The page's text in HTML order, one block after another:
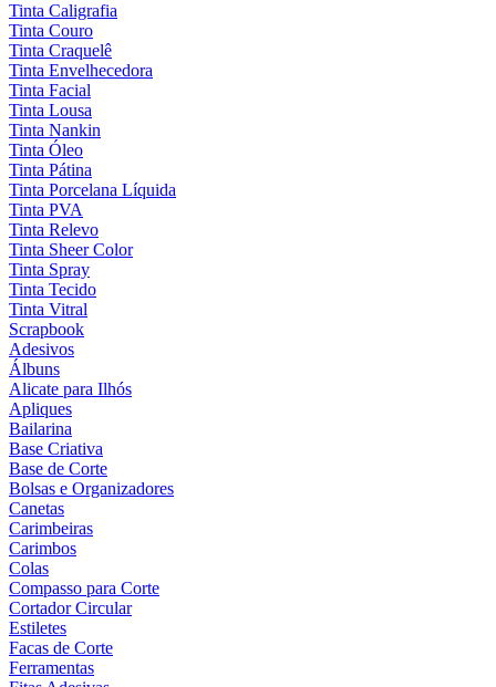
Tinta Caligrafia
Tinta Couro
Tinta Craquelê
Tinta Envelhecedora
Tinta Facial
Tinta Lousa
Tinta Nankin
Tinta Óleo
Tinta Pátina
Tinta Porcelana Líquida
Tinta PVA
Tinta Relevo
Tinta Sheer Color
Tinta Spray
Tinta Tecido
Tinta Vitral
Scrapbook
Adesivos
Álbuns
Alicate para Ilhós
Apliques
Bailarina
Base Criativa
Base de Corte
Bolsas e Organizadores
Canetas
Carimbeiras
Carimbos
Colas
Compasso para Corte
Cortador Circular
Estiletes
Facas de Corte
Ferramentas